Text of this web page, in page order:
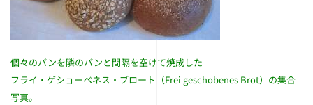
個々のパンを隣のパンと間隔を空けて焼成した
フライ・ゲショーベネス・ブロート（Frei geschobenes Brot）の集合
写真。